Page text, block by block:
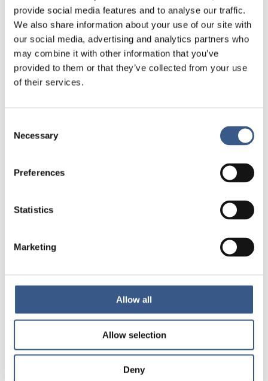
provide social media features and to analyse our traffic.
We also share information about your use of our site with
our social media, advertising and analytics partners who
may combine it with other information that you’ve
provided to them or that they’ve collected from your use
of their services.
Selection
Necessary
Preferences
Statistics
Marketing
Allow all
Allow selection
Deny
kan anställas i offentliga jobb.
Sverige begränsade, men
Danmark ännu mer
Den stora flyktingvågen 2015 – 2016 gjorde att
ett poäng i Mipex index. Även i Norge minskade
index, med tre poäng, medan index för Finland
index minskade med fyra poäng i Mipex 2020.
Landet hamnar i den grupp av länder som Mipex
integrationspolitik beskrivs på följande sätt:
till grundläggande rättigheter och visst stöd för
lika möjligheter, men de har ingen säkerhet på
längre sikt för att de kan bosätta sig permanent,
investera i integration och delta som fullvärdiga
medborgare. Danmark är ett av de mest otrygga
länderna i gruppen med ”tillfällig integration”, med
en politik som påminner om den som finns i